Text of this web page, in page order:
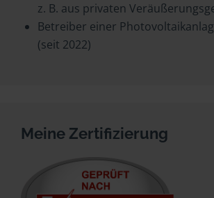
z. B. aus privaten
Betreiber einer
(seit 2022)
Meine Zertifizierung